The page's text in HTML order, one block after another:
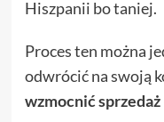
Hiszpanii bo taniej.
Proces ten można
odwrócić na swoją
wzmocnić